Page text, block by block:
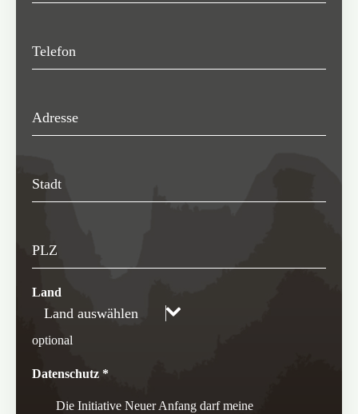
Telefon
Adresse
Stadt
PLZ
Land
Land auswählen
optional
Datenschutz*
Die Initiative Neuer Anfang darf meine